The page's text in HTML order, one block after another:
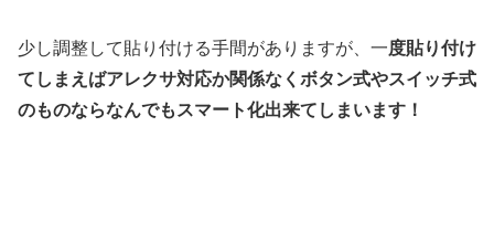
少し調整して貼り付ける手間がありますが、一度貼り付け
てしまえばアレクサ対応か関係なくボタン式やスイッチ式
のものならなんでもスマート化出来てしまいます！